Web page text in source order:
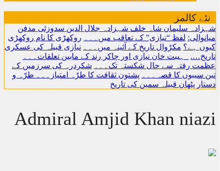
نئے کالمز
شہزادہ سلیمان شاہ خلف شہزادہ جلال الدین سدوزئی مدفن
میانوالی: لفظ “نیازی” کے تعاقب میں۔۔۔
روکھڑی کا نام روکھڑی
کیوں ہے؟ مکڑوال تاریخ کے آئینہ میں۔۔۔
نیازی قبیلہ کی عسکری
تاریخ….
ہیبت خان نیازی اور چاکر رند کے مابین تعلقات۔۔۔
عظمت رفتہ سے حال شکستہ تک۔۔۔
شکردرہ کی سرزمیں کے
تین سیبوں کا قصہ۔۔۔
پشتون ثقافت کا طرٌہ امتیاز۔۔۔ طرّہ و
دستار پٹھان قبیلہ سمین کی تاریخ
Admiral Amjid Khan niazi